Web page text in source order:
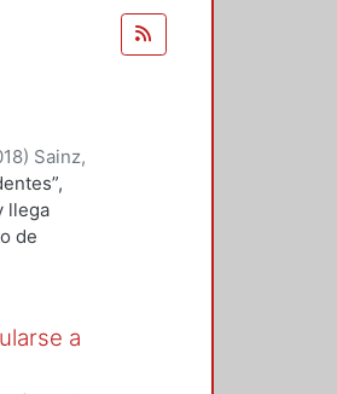
) Sainz,
llega
de
el
a la
a